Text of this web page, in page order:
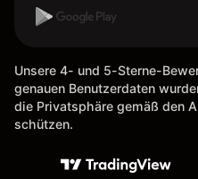
Auszahlungen per
möglich. Berichte,
Eine
bei Naga ist wäre
Unsere 4- und 5-Sterne-
genauen Benutzerdaten
die Privatsphäre gemäß den
schützen.